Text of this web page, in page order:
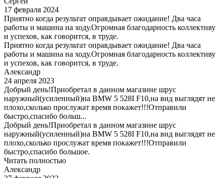
17 февраля 2024
Приятно когда результат оправдывает ожидание! Два часа
работы и машина на ходу.Огромная благодарность коллективу
и успехов, как говорится, в труде.
Приятно когда результат оправдывает ожидание! Два часа
работы и машина на ходу.Огромная благодарность коллективу
и успехов, как говорится, в труде.
Александр
24 апреля 2023
Добрый день!Приобретал в данном магазине шрус
наружный(усиленный)на BMW 5 528I F10,на вид выглядят не
плохо,сколько прослужат время покажет!!!Отправили
быстро,спасибо больш...
Добрый день!Приобретал в данном магазине шрус
наружный(усиленный)на BMW 5 528I F10,на вид выглядят не
плохо,сколько прослужат время покажет!!!Отправили
быстро,спасибо большое.
Читать полностью
Александр